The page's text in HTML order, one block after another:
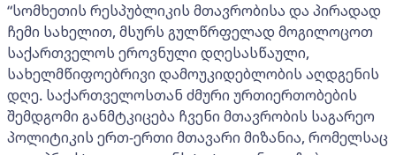
“სომხეთის რესპუბლიკის მთავრობისა და პირადად
ჩემი სახელით, მსურს გულწრფელად მოგილოცოთ
საქართველოს ეროვნული დღესასწაული,
სახელმწიფოებრივი დამოუკიდებლობის აღდგენის
დღე. საქართველოსთან ძმური ურთიერთობების
შემდგომი განმტკიცება ჩვენი მთავრობის საგარეო
პოლიტიკის ერთ-ერთი მთავარი მიზანია, რომელსაც